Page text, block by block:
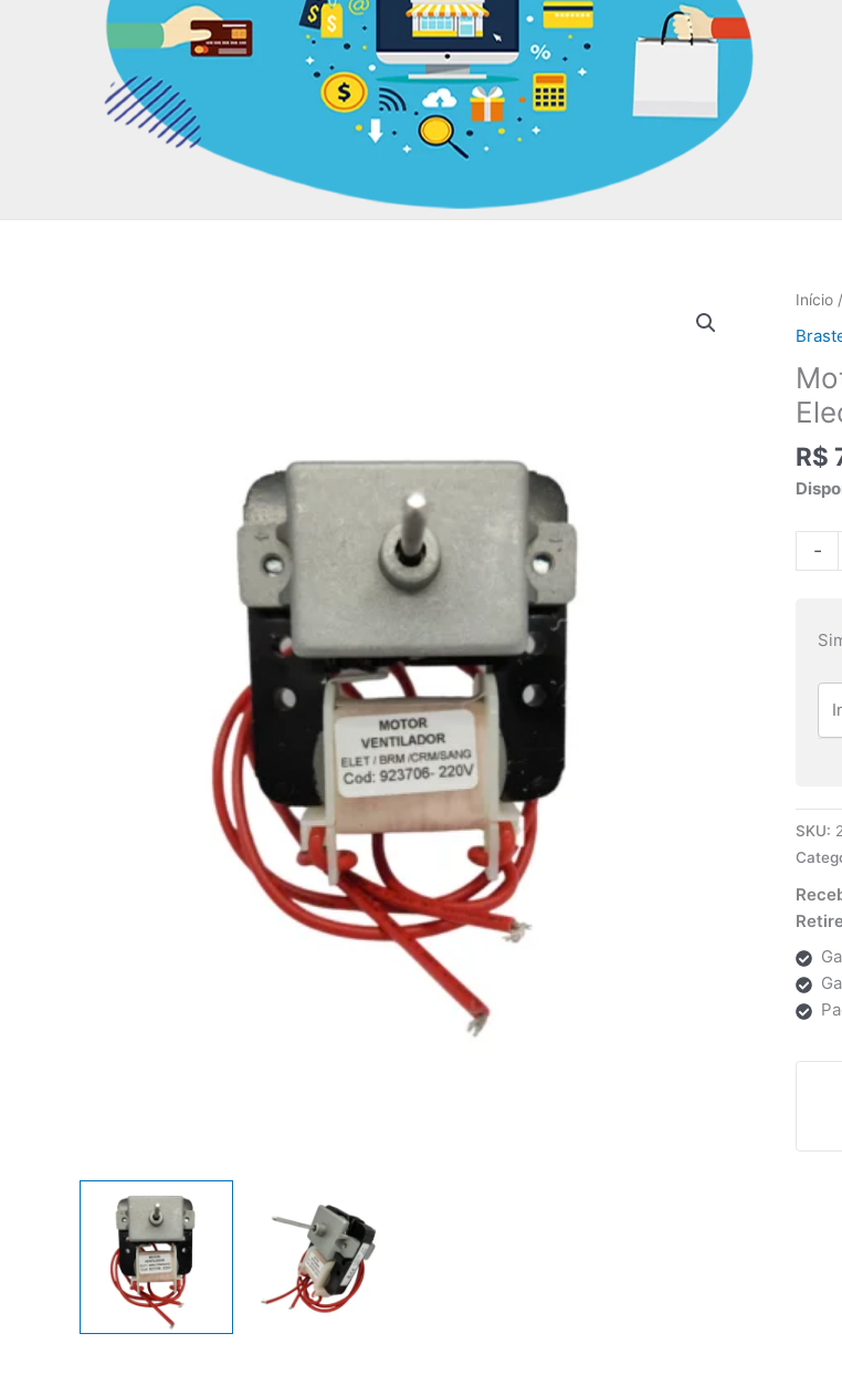
Início /
R$
-
SKU: